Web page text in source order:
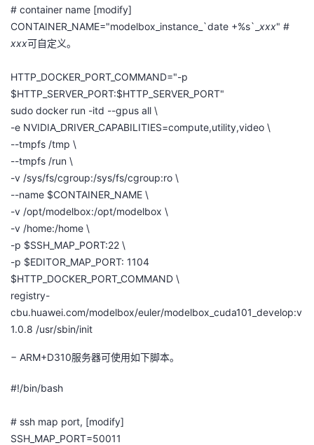
# container name [modify]
CONTAINER_NAME="modelbox_instance_`date +%s`_ xxx" #
xxx可自定义。
HTTP_DOCKER_PORT_COMMAND="-p
$HTTP_SERVER_PORT:$HTTP_SERVER_PORT"
sudo docker run -itd --gpus all \
-e NVIDIA_DRIVER_CAPABILITIES=compute,utility,video \
--tmpfs /tmp \
--tmpfs /run \
-v /sys/fs/cgroup:/sys/fs/cgroup:ro \
--name $CONTAINER_NAME \
-v /opt/modelbox:/opt/modelbox \
-v /home:/home \
-p $SSH_MAP_PORT:22 \
-p $EDITOR_MAP_PORT: 1104
$HTTP_DOCKER_PORT_COMMAND \
registry-
cbu.huawei.com/modelbox/euler/modelbox_cuda101_develop:v
1.0.8 /usr/sbin/init
− ARM+D310服务器可使用如下脚本。
#!/bin/bash
# ssh map port, [modify]
SSH_MAP_PORT=50011